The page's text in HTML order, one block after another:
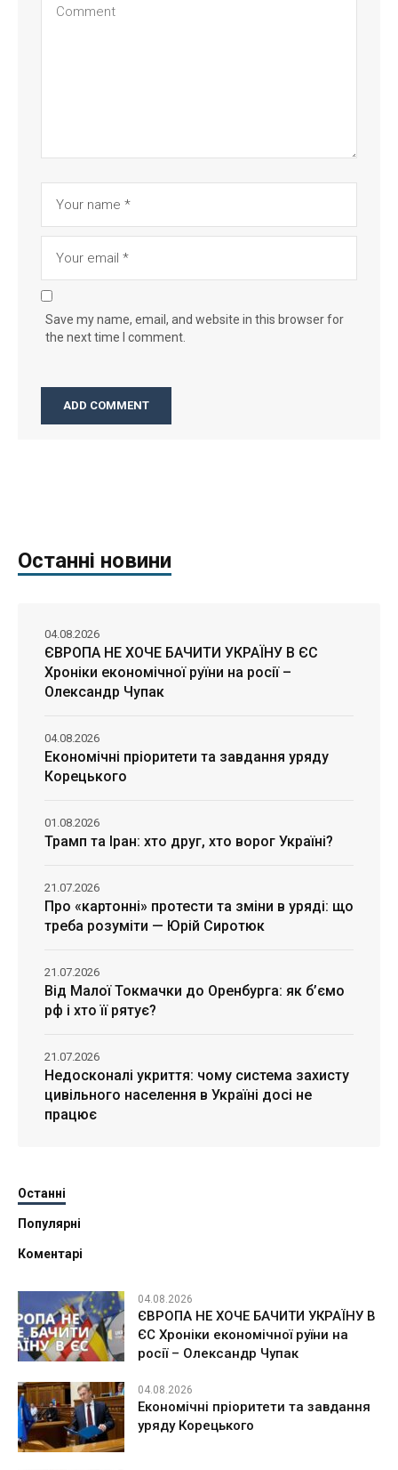
Save my name, email, and website in this browser for
the next time I comment.
Останні новини
ЄВРОПА НЕ ХОЧЕ БАЧИТИ УКРАЇНУ В ЄС
Хроніки економічної руїни на росії –
Олександр Чупак
04.08.2026
Економічні пріоритети та завдання уряду
Корецького
04.08.2026
Трамп та Іран: хто друг, хто ворог Україні?
01.08.2026
Про «картонні» протести та зміни в уряді: що
треба розуміти — Юрій Сиротюк
21.07.2026
Від Малої Токмачки до Оренбурга: як б’ємо
рф і хто її рятує?
21.07.2026
Недосконалі укриття: чому система захисту
цивільного населення в Україні досі не
працює
21.07.2026
Останні
Популярні
Коментарі
04.08.2026
ЄВРОПА НЕ ХОЧЕ БАЧИТИ УКРАЇНУ В
ЄС Хроніки економічної руїни на
росії – Олександр Чупак
04.08.2026
Економічні пріоритети та завдання
уряду Корецького